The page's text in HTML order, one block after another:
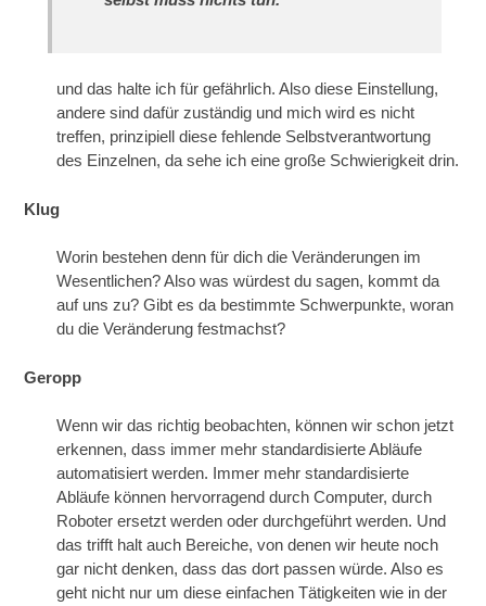
und das halte ich für gefährlich. Also diese Einstellung,
andere sind dafür zuständig und mich wird es nicht
treffen, prinzipiell diese fehlende Selbstverantwortung
des Einzelnen, da sehe ich eine große Schwierigkeit drin.
Klug
Worin bestehen denn für dich die Veränderungen im
Wesentlichen? Also was würdest du sagen, kommt da
auf uns zu? Gibt es da bestimmte Schwerpunkte, woran
du die Veränderung festmachst?
Geropp
Wenn wir das richtig beobachten, können wir schon jetzt
erkennen, dass immer mehr standardisierte Abläufe
automatisiert werden. Immer mehr standardisierte
Abläufe können hervorragend durch Computer, durch
Roboter ersetzt werden oder durchgeführt werden. Und
das trifft halt auch Bereiche, von denen wir heute noch
gar nicht denken, dass das dort passen würde. Also es
geht nicht nur um diese einfachen Tätigkeiten wie in der